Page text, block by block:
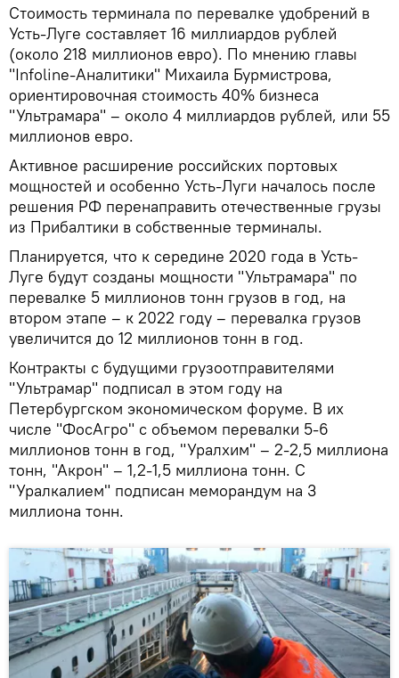
Стоимость терминала по перевалке удобрений в
Усть-Луге составляет 16 миллиардов рублей
(около 218 миллионов евро). По мнению главы
"Infoline-Аналитики" Михаила Бурмистрова,
ориентировочная стоимость 40% бизнеса
"Ультрамара" – около 4 миллиардов рублей, или 55
миллионов евро.
Активное расширение российских портовых
мощностей и особенно Усть-Луги началось после
решения РФ перенаправить отечественные грузы
из Прибалтики в собственные терминалы.
Планируется, что к середине 2020 года в Усть-
Луге будут созданы мощности "Ультрамара" по
перевалке 5 миллионов тонн грузов в год, на
втором этапе – к 2022 году – перевалка грузов
увеличится до 12 миллионов тонн в год.
Контракты с будущими грузоотправителями
"Ультрамар" подписал в этом году на
Петербургском экономическом форуме. В их
числе "ФосАгро" с объемом перевалки 5-6
миллионов тонн в год, "Уралхим" – 2-2,5 миллиона
тонн, "Акрон" – 1,2-1,5 миллиона тонн. С
"Уралкалием" подписан меморандум на 3
миллиона тонн.